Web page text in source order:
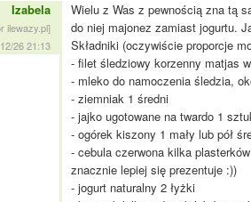
Izabela
ilewazy.pl]
26 21:13
Wielu z Was z pewnością zna tą
do niej majonez zamiast jogurtu.
Składniki (oczywiście proporcje
- filet śledziowy korzenny matjas
- mleko do namoczenia śledzia,
- ziemniak 1 średni
- jajko ugotowane na twardo 1
- ogórek kiszony 1 mały lub pół
- cebula czerwona kilka
znacznie lepiej się prezentuje :))
- jogurt naturalny 2 łyżki